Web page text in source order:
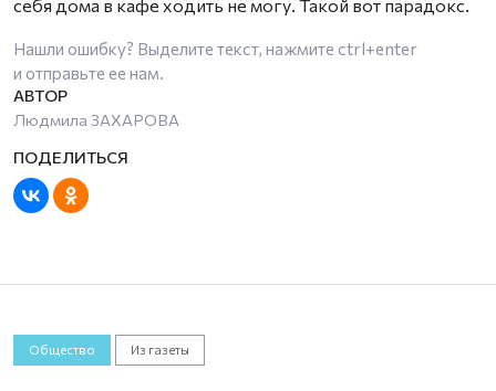
себя дома в кафе ходить не могу. Такой вот парадокс.
Нашли ошибку? Выделите текст, нажмите ctrl+enter
и отправьте ее нам.
Людмила ЗАХАРОВА
Общество Из газеты